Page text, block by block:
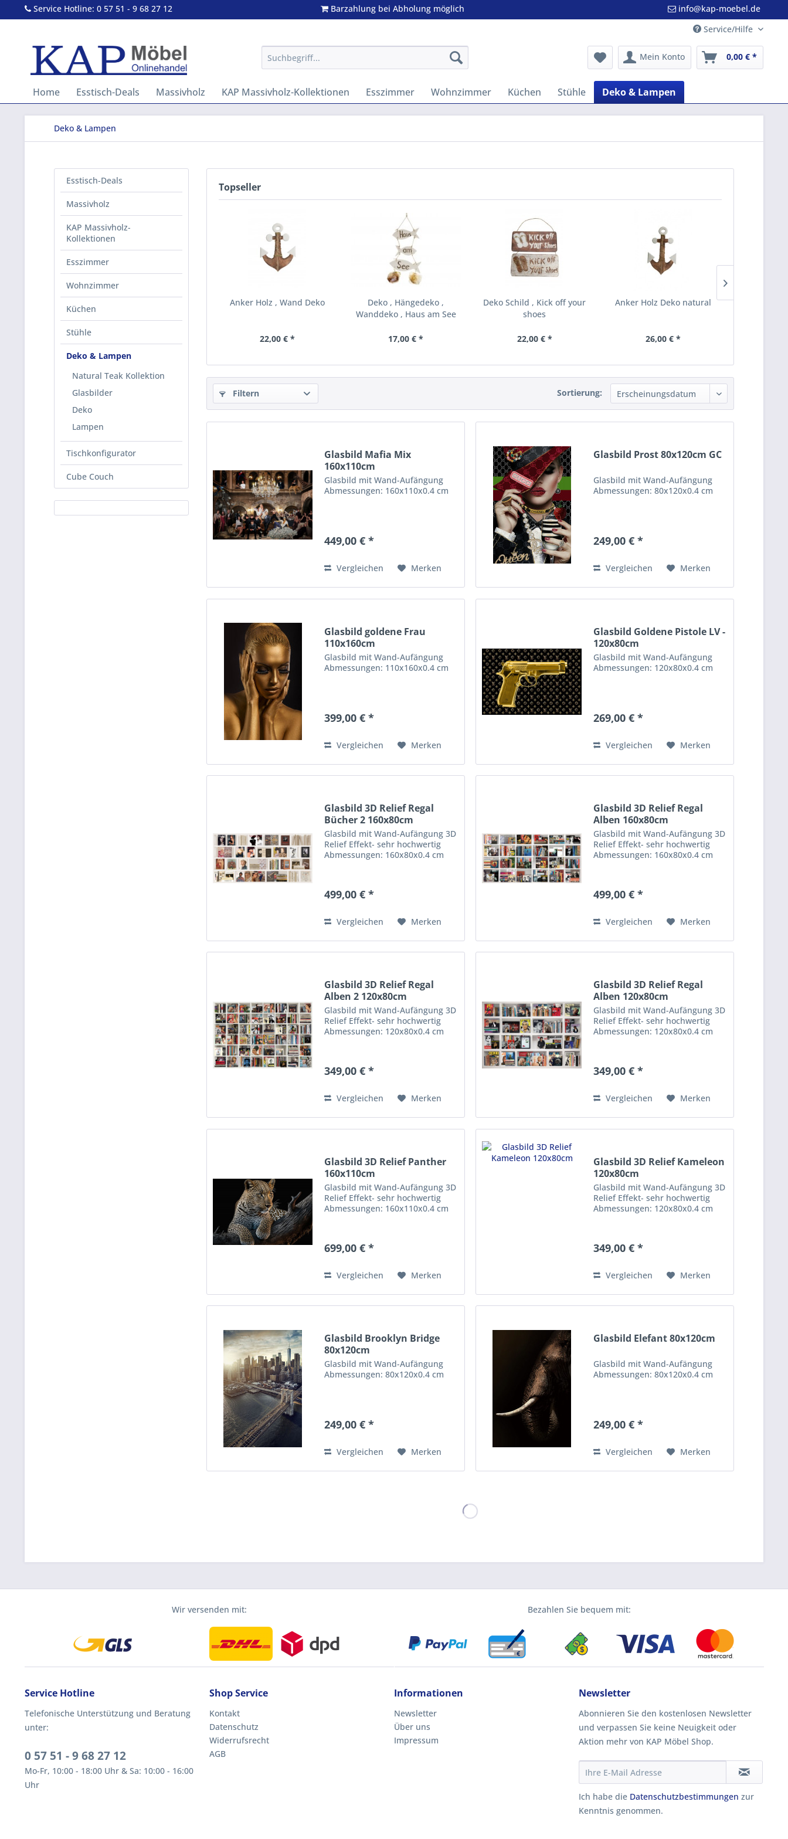
Service Hotline: 0 57 51 - 9 68 27 12 Barzahlung bei Abholung möglich
info@kap-moebel.de
Service/Hilfe
Mein Konto 0,00 € *
Home Esstisch-Deals Massivholz KAP Massivholz-Kollektionen Esszimmer Wohnzimmer Küchen Stühle Deko & Lampen
Deko & Lampen
Esstisch-Deals
Massivholz
KAP Massivholz-
Kollektionen
Esszimmer
Wohnzimmer
Küchen
Stühle
Deko & Lampen
Natural Teak Kollektion
Glasbilder
Deko
Lampen
Tischkonfigurator
Cube Couch
Topseller
Anker Holz , Wand Deko
22,00 € *
Deko , Hängedeko ,
Wanddeko , Haus am See
17,00 € *
Deko Schild , Kick off your
shoes
22,00 € *
Anker Holz Deko natural
26,00 € *
Filtern Sortierung:
Glasbild Mafia Mix
160x110cm
Glasbild mit Wand-Aufängung
Abmessungen: 160x110x0.4 cm
449,00 € *
Vergleichen Merken
Glasbild Prost 80x120cm GC
Glasbild mit Wand-Aufängung
Abmessungen: 80x120x0.4 cm
249,00 € *
Vergleichen Merken
Glasbild goldene Frau
110x160cm
Glasbild mit Wand-Aufängung
Abmessungen: 110x160x0.4 cm
399,00 € *
Vergleichen Merken
Glasbild Goldene Pistole LV -
120x80cm
Glasbild mit Wand-Aufängung
Abmessungen: 120x80x0.4 cm
269,00 € *
Vergleichen Merken
Glasbild 3D Relief Regal
Bücher 2 160x80cm
Glasbild mit Wand-Aufängung 3D
Relief Effekt- sehr hochwertig
Abmessungen: 160x80x0.4 cm
499,00 € *
Vergleichen Merken
Glasbild 3D Relief Regal
Alben 160x80cm
Glasbild mit Wand-Aufängung 3D
Relief Effekt- sehr hochwertig
Abmessungen: 160x80x0.4 cm
499,00 € *
Vergleichen Merken
Glasbild 3D Relief Regal
Alben 2 120x80cm
Glasbild mit Wand-Aufängung 3D
Relief Effekt- sehr hochwertig
Abmessungen: 120x80x0.4 cm
349,00 € *
Vergleichen Merken
Glasbild 3D Relief Regal
Alben 120x80cm
Glasbild mit Wand-Aufängung 3D
Relief Effekt- sehr hochwertig
Abmessungen: 120x80x0.4 cm
349,00 € *
Vergleichen Merken
Glasbild 3D Relief Panther
160x110cm
Glasbild mit Wand-Aufängung 3D
Relief Effekt- sehr hochwertig
Abmessungen: 160x110x0.4 cm
699,00 € *
Vergleichen Merken
Glasbild 3D Relief Kameleon
120x80cm
Glasbild mit Wand-Aufängung 3D
Relief Effekt- sehr hochwertig
Abmessungen: 120x80x0.4 cm
349,00 € *
Vergleichen Merken
Glasbild Brooklyn Bridge
80x120cm
Glasbild mit Wand-Aufängung
Abmessungen: 80x120x0.4 cm
249,00 € *
Vergleichen Merken
Glasbild Elefant 80x120cm
Glasbild mit Wand-Aufängung
Abmessungen: 80x120x0.4 cm
249,00 € *
Vergleichen Merken
Wir versenden mit: Bezahlen Sie bequem mit:
Service Hotline
Telefonische Unterstützung und Beratung
unter:
0 57 51 - 9 68 27 12
Mo-Fr, 10:00 - 18:00 Uhr & Sa: 10:00 - 16:00
Uhr
Shop Service
Kontakt
Datenschutz
Widerrufsrecht
AGB
Informationen
Newsletter
Über uns
Impressum
Newsletter
Abonnieren Sie den kostenlosen Newsletter
und verpassen Sie keine Neuigkeit oder
Aktion mehr von KAP Möbel Shop.
Ich habe die Datenschutzbestimmungen zur
Kenntnis genommen.